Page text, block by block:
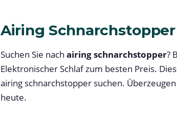
Airing Schnarchstopper
Suchen Sie nach airing schnarchstopper?
Elektronischer Schlaf zum besten Preis.
airing schnarchstopper suchen.
heute.